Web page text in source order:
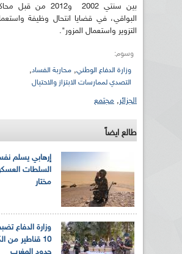
بين سنتي 2002 و2012
البواقي، في قضايا انتحال وظيفة
التزوير واستعمال المزور".
وسوم:
وزارة الدفاع الوطني, محاربة الفساد,
التصدي لممارسات الابتزاز والاحتيال
الجزائر, مجتمع
طالع ايضاً
إرهابي يسلم
السلطات
مختار
وزارة الدفاع
10 قناطير
حدود المغرب